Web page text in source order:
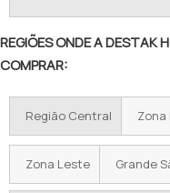
REGIÕES ONDE A DESTAK
COMPRAR:
Região Central
Zona Leste Grande